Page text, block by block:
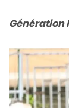
Génération